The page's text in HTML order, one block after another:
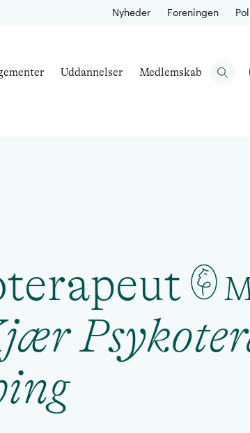
Nyheder Foreningen
Uddannelser Medlemskab